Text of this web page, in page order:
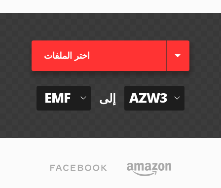
اختر الملفات
EMF إلى AZW3